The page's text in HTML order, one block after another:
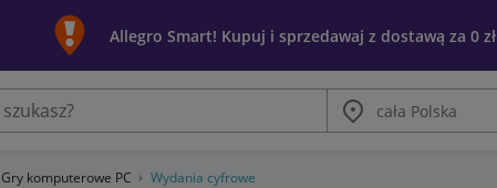
Allegro Smart! Kupuj i sprzedawaj z dostawą za 0 zł
Miasto
Gry komputerowe PC Wydania cyfrowe